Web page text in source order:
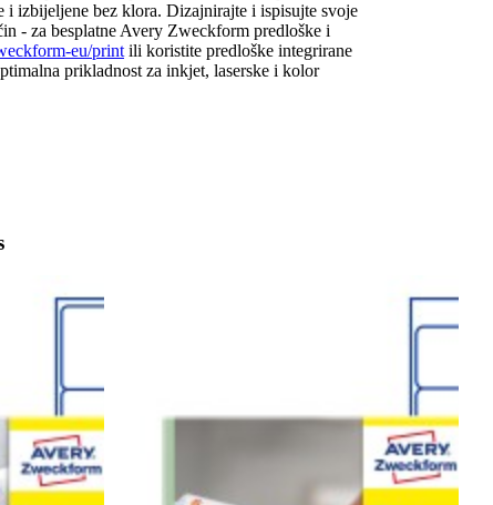
izbijeljene bez klora. Dizajnirajte i ispisujte svoje
- za besplatne Avery Zweckform predloške i
eu/print ili koristite predloške integrirane
prikladnost za inkjet, laserske i kolor